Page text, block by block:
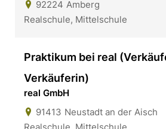
92224 Amberg
Realschule, Mittelschule
Praktikum bei real
Verkäuferin)
real GmbH
91413 Neustadt an der Aisch